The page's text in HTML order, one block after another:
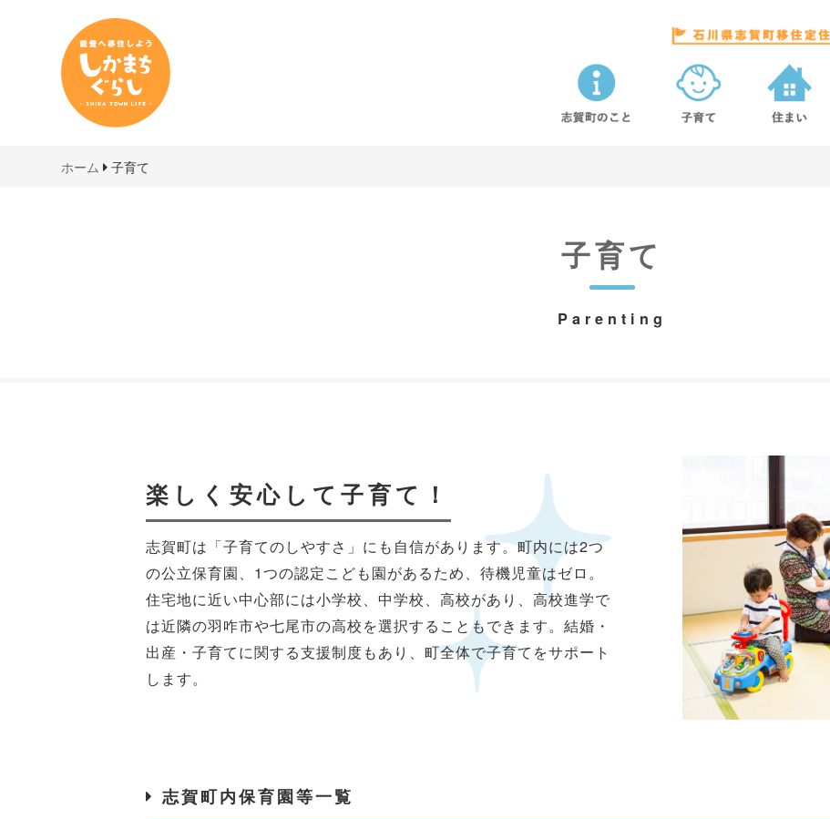
ホーム 子育て
子育て
Parenting
楽しく安心して子育て！
志賀町は「子育てのしやすさ」にも自信があります。町内には2つ
の公立保育園、1つの認定こども園があるため、待機児童はゼロ。
住宅地に近い中心部には小学校、中学校、高校があり、高校進学で
は近隣の羽咋市や七尾市の高校を選択することもできます。結婚・
出産・子育てに関する支援制度もあり、町全体で子育てをサポート
します。
志賀町内保育園等一覧